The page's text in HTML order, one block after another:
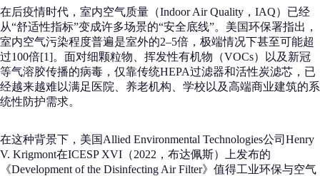
在后疫情时代，室内空气质量（Indoor Air Quality，IAQ）已经
从“舒适性指标”变成许多场景的“安全底线”。美国环保署指出，
室内空气污染程度普遍是室外的2–5倍，极端情况下甚至可能超
过100倍[1]。面对细颗粒物、挥发性有机物（VOCs）以及新冠
等气溶胶传播的病毒，仅靠传统HEPA过滤器和活性炭滤芯，已
经越来越难以满足医院、养老机构、学校以及高端商业建筑的系
统性防护需求。
在这种背景下，美国Allied Environmental Technologies公司Henry
V. Krigmont在ICESP XVI（2022，布达佩斯）上发布的
《Development of the Disinfecting Air Filter》值得工业环保与空气